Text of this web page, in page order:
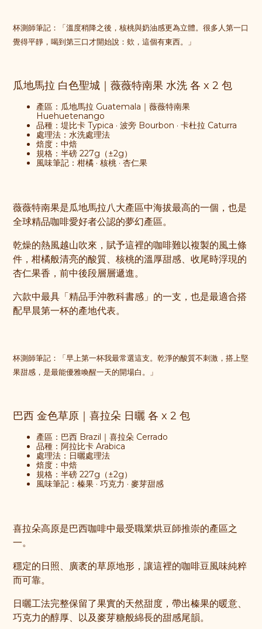
杯測師筆記：「溫度稍降之後，核桃與奶油感更為立體。很多人第一口
覺得平靜，喝到第三口才開始說：欸，這個有東西。」
瓜地馬拉 白色聖城｜薇薇特南果 水洗 各 x 2 包
產區：瓜地馬拉 Guatemala｜薇薇特南果
Huehuetenango
品種：堤比卡 Typica · 波旁 Bourbon · 卡杜拉 Caturra
處理法：水洗處理法
焙度：中焙
規格：半磅 227g（±2g）
風味筆記：柑橘 · 核桃 · 杏仁果
薇薇特南果是瓜地馬拉八大產區中海拔最高的一個，也是
全球精品咖啡愛好者公認的夢幻產區。
乾燥的熱風越山吹來，賦予這裡的咖啡難以複製的風土條
件，柑橘般清亮的酸質、核桃的溫厚甜感、收尾時浮現的
杏仁果香，前中後段層層遞進。
六款中最具「精品手沖教科書感」的一支，也是最適合搭
配早晨第一杯的產地代表。
杯測師筆記：「早上第一杯我最常選這支。乾淨的酸質不刺激，搭上堅
果甜感，是最能優雅喚醒一天的開場白。」
巴西 金色草原｜喜拉朵 日曬 各 x 2 包
產區：巴西 Brazil｜喜拉朵 Cerrado
品種：阿拉比卡 Arabica
處理法：日曬處理法
焙度：中焙
規格：半磅 227g（±2g）
風味筆記：榛果 · 巧克力 · 麥芽甜感
喜拉朵高原是巴西咖啡中最受職業烘豆師推崇的產區之
一。
穩定的日照、廣袤的草原地形，讓這裡的咖啡豆風味純粹
而可靠。
日曬工法完整保留了果實的天然甜度，帶出榛果的暖意、
巧克力的醇厚、以及麥芽糖般綿長的甜感尾韻。